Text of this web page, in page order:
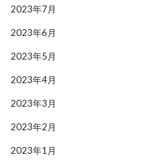
2023年7月
2023年6月
2023年5月
2023年4月
2023年3月
2023年2月
2023年1月